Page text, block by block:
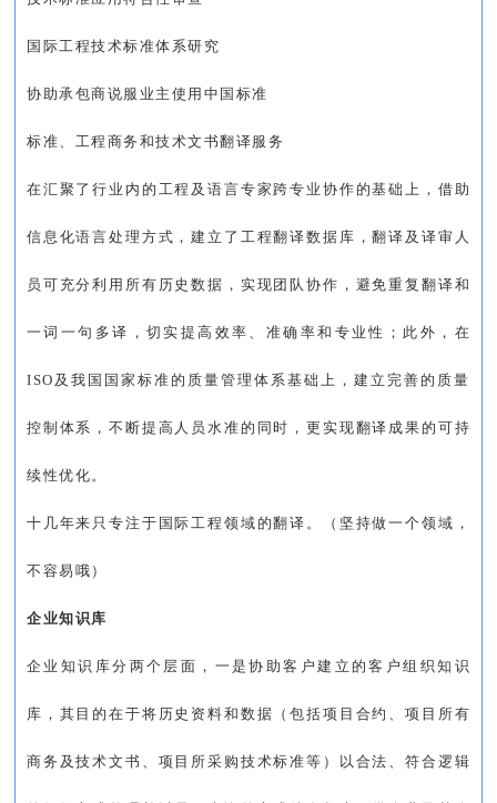
国际工程技术标准体系研究
协助承包商说服业主使用中国标准
标准、工程商务和技术文书翻译服务
在汇聚了行业内的工程及语言专家跨专业协作的基础上，借助
信息化语言处理方式，建立了工程翻译数据库，翻译及译审人
员可充分利用所有历史数据，实现团队协作，避免重复翻译和
一词一句多译，切实提高效率、准确率和专业性；此外，在
ISO及我国国家标准的质量管理体系基础上，建立完善的质量
控制体系，不断提高人员水准的同时，更实现翻译成果的可持
续性优化。
十几年来只专注于国际工程领域的翻译。（坚持做一个领域，
不容易哦）
企业知识库
企业知识库分两个层面，一是协助客户建立的客户组织知识
库，其目的在于将历史资料和数据（包括项目合约、项目所有
商务及技术文书、项目所采购技术标准等）以合法、符合逻辑